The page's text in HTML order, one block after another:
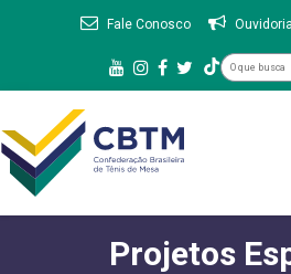
Fale Conosco Ouvidoria
Projetos